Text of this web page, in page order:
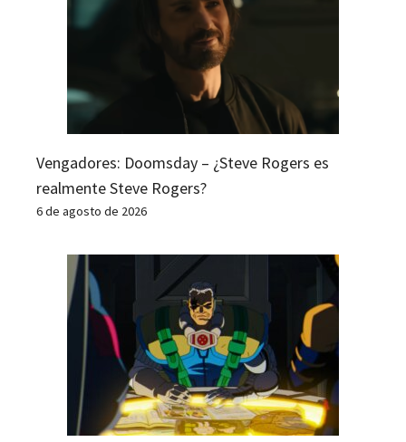
Vengadores: Doomsday – ¿Steve Rogers es
realmente Steve Rogers?
6 de agosto de 2026